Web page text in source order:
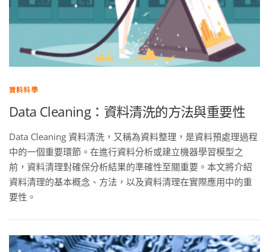
資料科學
Data Cleaning：資料清洗的方法與重要性
Data Cleaning 資料清洗，又稱為資料整理，是資料預處理過程
中的一個重要環節。在進行資料分析或建立機器學習模型之
前，資料清理對確保分析結果的準確性至關重要。本文將介紹
資料清理的基本概念、方法，以及資料清理在實際應用中的重
要性。